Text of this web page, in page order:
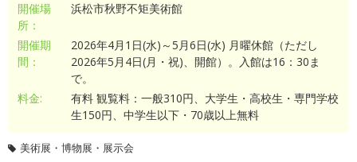
開催場
所：
浜松市秋野不矩美術館
開催期
間：
2026年4月1日(水)～5月6日(水) 月曜休館（ただし
2026年5月4日(月・祝)、開館）。入館は16：30ま
で。
料金:
有料 観覧料：一般310円、大学生・高校生・専門学校
生150円、中学生以下・70歳以上無料
美術展・博物展・展示会